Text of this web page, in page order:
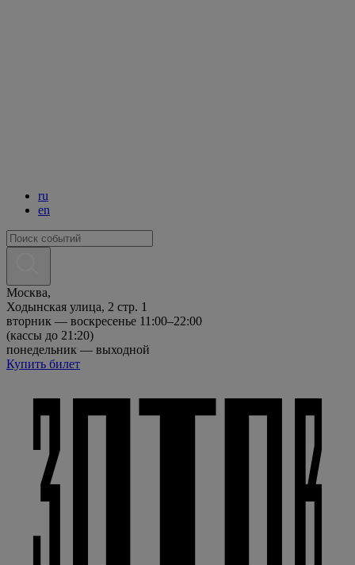
ru
en
Москва,
Ходынская улица, 2 стр. 1
вторник — воскресенье 11:00–22:00
(кассы до 21:20)
понедельник — выходной
Купить билет